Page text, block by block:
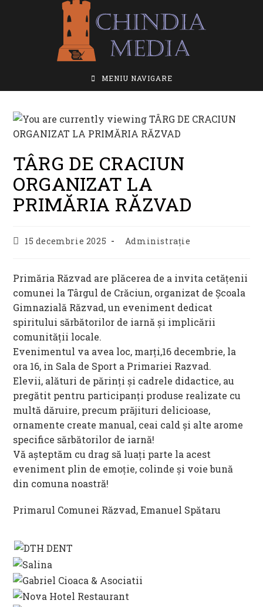
MENIU NAVIGARE
TÂRG DE CRACIUN
ORGANIZAT LA
PRIMĂRIA RĂZVAD
Post15 decembrie 2025
Post
Administrație
Primăria Răzvad are plăcerea de a invita cetățenii
comunei la Târgul de Crăciun, organizat de Școala
Gimnazială Răzvad, un eveniment dedicat
spiritului sărbătorilor de iarnă și implicării
comunității locale.
Evenimentul va avea loc, marți,16 decembrie, la
ora 16, in Sala de Sport a Primariei Razvad.
Elevii, alături de părinți și cadrele didactice, au
pregătit pentru participanți produse realizate cu
multă dăruire, precum prăjituri delicioase,
ornamente create manual, ceai cald și alte arome
specifice sărbătorilor de iarnă!
Vă așteptăm cu drag să luați parte la acest
eveniment plin de emoție, colinde și voie bună
din comuna noastră!
Primarul Comunei Răzvad, Emanuel Spătaru